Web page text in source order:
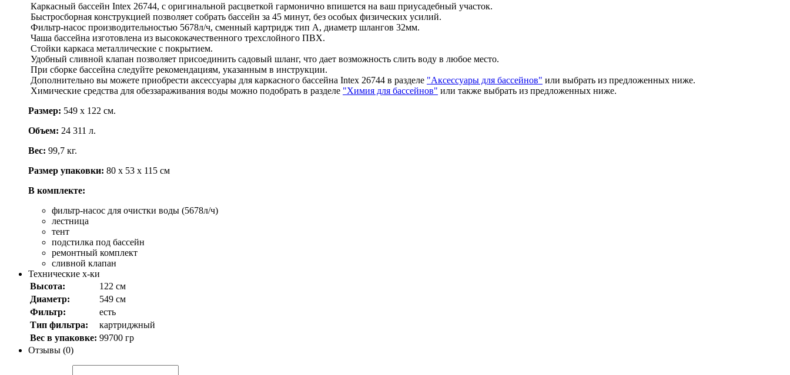
Каркасный бассейн Intex 26744, с оригинальной расцветкой гармонично впишется на ваш приусадебный участок.
Быстросборная конструкцией позволяет собрать бассейн за 45 минут, без особых физических усилий.
Фильтр-насос производительностью 5678л/ч, сменный картридж тип А, диаметр шлангов 32мм.
Чаша бассейна изготовлена из высококачественного трехслойного ПВХ.
Стойки каркаса металлические с покрытием.
Удобный сливной клапан позволяет присоединить садовый шланг, что дает возможность слить воду в любое место.
При сборке бассейна следуйте рекомендациям, указанным в инструкции.
Дополнительно вы можете приобрести аксессуары для каркасного бассейна Intex 26744 в разделе "Аксессуары для бассейнов" или выбрать из предложенных ниже.
Химические средства для обеззараживания воды можно подобрать в разделе "Химия для бассейнов" или также выбрать из предложенных ниже.
Размер: 549 х 122 см.
Объем: 24 311 л.
Вес: 99,7 кг.
Размер упаковки: 80 х 53 х 115 см
В комплекте:
фильтр-насос для очистки воды (5678л/ч)
лестница
тент
подстилка под бассейн
ремонтный комплект
сливной клапан
Технические х-ки
Высота:
122 см
Диаметр:
549 см
Фильтр:
есть
Тип фильтра:
картриджный
Вес в упаковке: 99700 гр
Отзывы (0)